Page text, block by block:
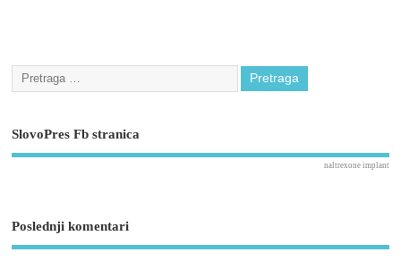
SlovoPres Fb stranica
naltrexone implant
Poslednji komentari